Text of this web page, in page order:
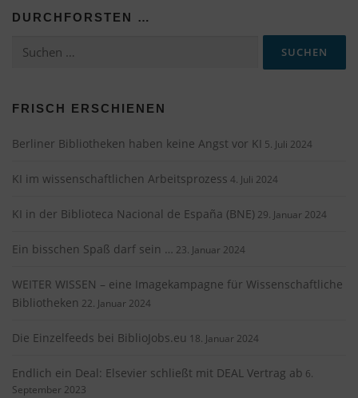
DURCHFORSTEN …
nach:
FRISCH ERSCHIENEN
Berliner Bibliotheken haben keine Angst vor KI 5. Juli 2024
KI im wissenschaftlichen Arbeitsprozess 4. Juli 2024
KI in der Biblioteca Nacional de España (BNE) 29. Januar 2024
Ein bisschen Spaß darf sein … 23. Januar 2024
WEITER WISSEN – eine Imagekampagne für Wissenschaftliche
Bibliotheken 22. Januar 2024
Die Einzelfeeds bei BiblioJobs.eu 18. Januar 2024
Endlich ein Deal: Elsevier schließt mit DEAL Vertrag ab 6.
September 2023